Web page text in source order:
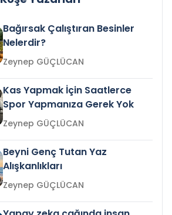
Bağırsak Çalıştıran Besinler
Nelerdir?
Zeynep GÜÇLÜCAN
Kas Yapmak İçin Saatlerce
Spor Yapmanıza Gerek Yok
Zeynep GÜÇLÜCAN
Beyni Genç Tutan Yaz
Alışkanlıkları
Zeynep GÜÇLÜCAN